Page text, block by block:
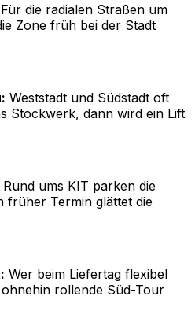
Für die radialen Straßen um
Zone früh bei der Stadt
Weststadt und Südstadt oft
Stockwerk, dann wird ein Lift
Rund ums KIT parken die
früher Termin glättet die
Wer beim Liefertag flexibel
rollende Süd-Tour